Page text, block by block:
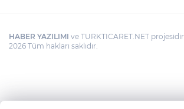
HABER YAZILIMI ve TURKTICARET.NET
2026 Tüm hakları saklıdır.